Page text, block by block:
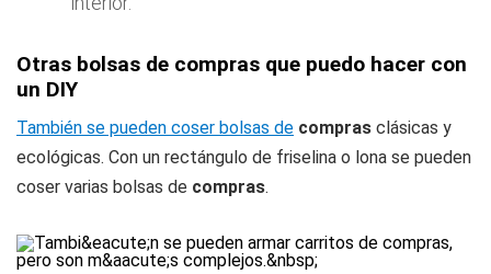
Otras bolsas de compras que puedo hacer con
un DIY
También se pueden coser bolsas de compras clásicas y
ecológicas. Con un rectángulo de friselina o lona se pueden
coser varias bolsas de compras.